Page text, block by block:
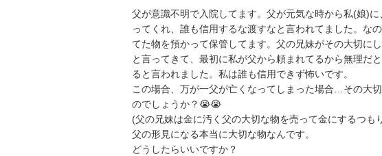
父が意識不明で入院してます。父が元気な時から私(娘)
ってくれ、誰も信用するな渡すなと言われてました。な
てた物を預かって保管してます。父の兄妹がその大切に
と言ってきて、最初に私が父から頼まれてるから無理だ
ると言われました。私は誰も信用できず怖いです。
この場合、万が一父が亡くなってしまった場合…その大
のでしょうか？😭😭
(父の兄妹は金に汚く父の大切な物を売って金にするつも
父の形見になる本当に大切な物なんです。
どうしたらいいですか？